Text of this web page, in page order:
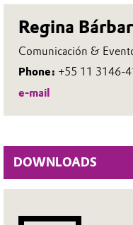
Regina
Comunicación &
Phone: +55 11 3146-
e-mail
DOWNLOADS